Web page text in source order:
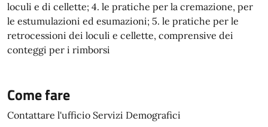
loculi e di cellette; 4. le pratiche per la cremazione, per
le estumulazioni ed esumazioni; 5. le pratiche per le
retrocessioni dei loculi e cellette, comprensive dei
conteggi per i rimborsi
Come fare
Contattare l'ufficio Servizi Demografici